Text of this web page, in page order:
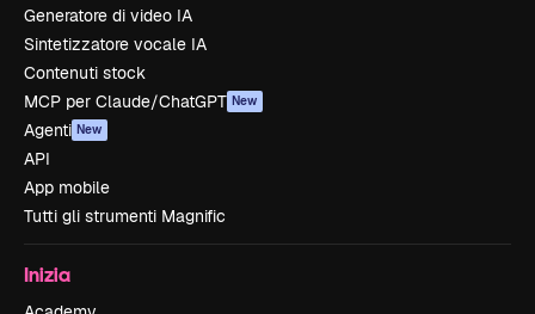
Generatore di video IA
Sintetizzatore vocale IA
Contenuti stock
MCP per Claude/ChatGPT New
Agenti New
API
App mobile
Tutti gli strumenti Magnific
Inizia